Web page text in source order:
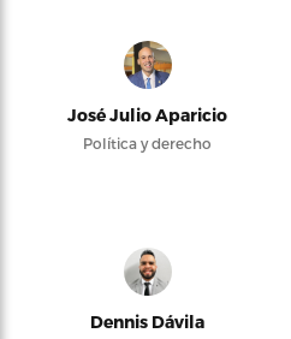
José Julio Aparicio
Política y derecho
Dennis Dávila